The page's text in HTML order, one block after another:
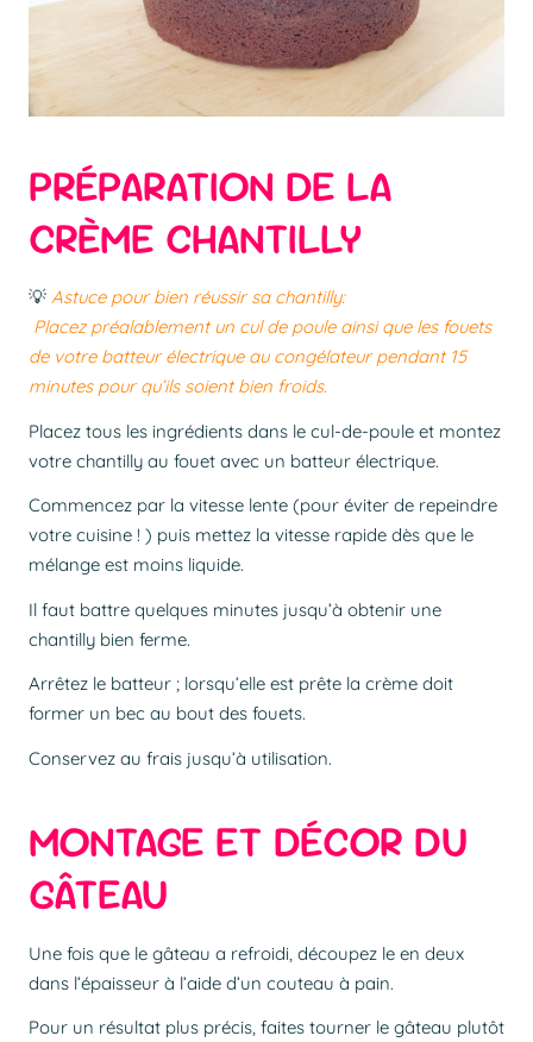
PRÉPARATION DE LA
CRÈME CHANTILLY
💡 Astuce pour bien réussir sa chantilly:
Placez préalablement un cul de poule ainsi que les fouets
de votre batteur électrique au congélateur pendant 15
minutes pour qu’ils soient bien froids.
Placez tous les ingrédients dans le cul-de-poule et montez
votre chantilly au fouet avec un batteur électrique.
Commencez par la vitesse lente (pour éviter de repeindre
votre cuisine ! ) puis mettez la vitesse rapide dès que le
mélange est moins liquide.
Il faut battre quelques minutes jusqu’à obtenir une
chantilly bien ferme.
Arrêtez le batteur ; lorsqu’elle est prête la crème doit
former un bec au bout des fouets.
Conservez au frais jusqu’à utilisation.
MONTAGE ET DÉCOR DU
GÂTEAU
Une fois que le gâteau a refroidi, découpez le en deux
dans l’épaisseur à l’aide d’un couteau à pain.
Pour un résultat plus précis, faites tourner le gâteau plutôt